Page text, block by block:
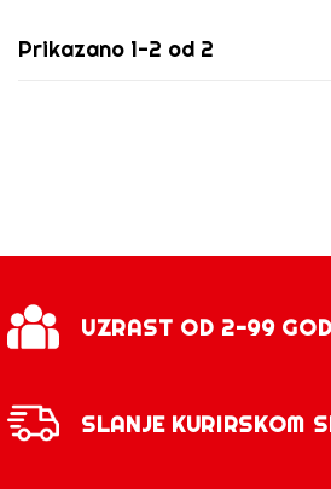
Prikazano 1-2 od 2
UZRAST OD 2-99
SLANJE KURIRSKOM